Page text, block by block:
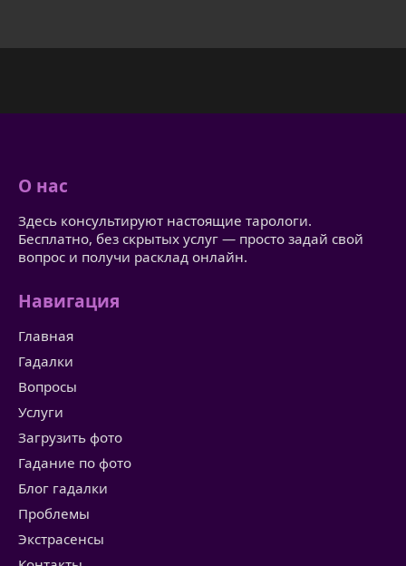
О нас
Здесь консультируют настоящие тарологи.
Бесплатно, без скрытых услуг — просто задай свой
вопрос и получи расклад онлайн.
Навигация
Главная
Гадалки
Вопросы
Услуги
Загрузить фото
Гадание по фото
Блог гадалки
Проблемы
Экстрасенсы